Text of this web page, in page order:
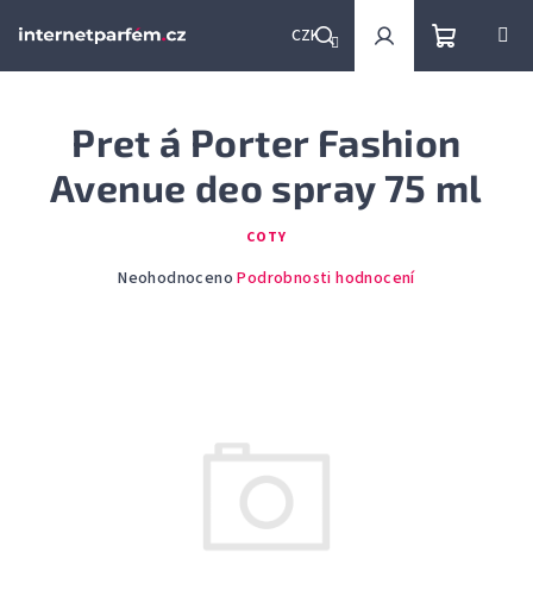
CZK
Hledat PřihlášeníNákupní
košík
Pret á Porter Fashion
Avenue deo spray 75 ml
COTY
Průměrné
Neohodnoceno Podrobnosti hodnocení